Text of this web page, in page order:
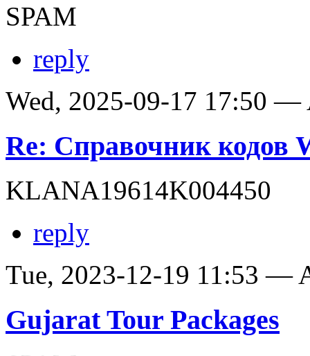
SPAM
reply
Wed, 2025-09-17 17:50 —
Re: Справочник кодов
KLANA19614K004450
reply
Tue, 2023-12-19 11:53 —
Gujarat Tour Packages